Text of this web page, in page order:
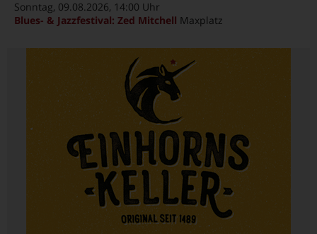
Sonntag, 09.08.2026, 14:00 Uhr
Blues- & Jazzfestival: Zed Mitchell Maxplatz